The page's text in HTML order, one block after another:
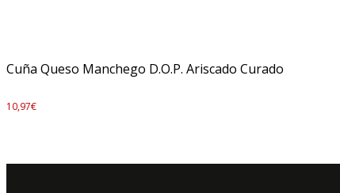
Cuña Queso Manchego D.O.P. Ariscado Curado
10,97€